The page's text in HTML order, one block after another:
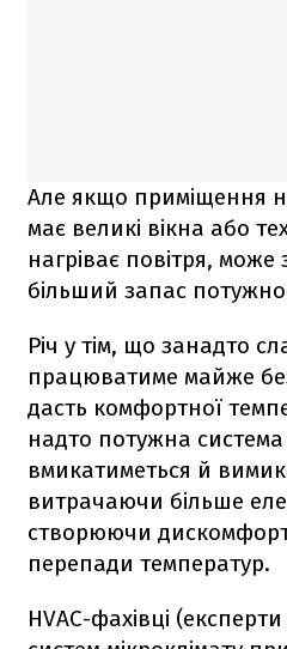
Але якщо приміщення
має великі вікна або
нагріває повітря, може
більший запас
Річ у тім, що занадто
працюватиме майже
дасть комфортної
надто потужна система
вмикатиметься й
витрачаючи більше
створюючи дискомфорт
перепади температур.
HVAC-фахівці